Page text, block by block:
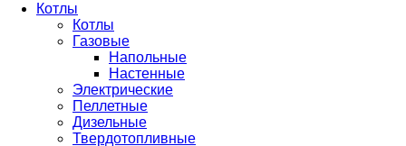
Котлы
Котлы
Газовые
Напольные
Настенные
Электрические
Пеллетные
Дизельные
Твердотопливные